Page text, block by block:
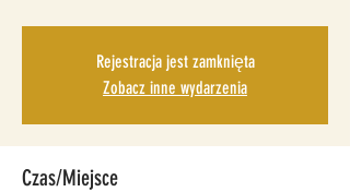
Rejestracja jest zamknięta
Zobacz inne wydarzenia
Czas/Miejsce